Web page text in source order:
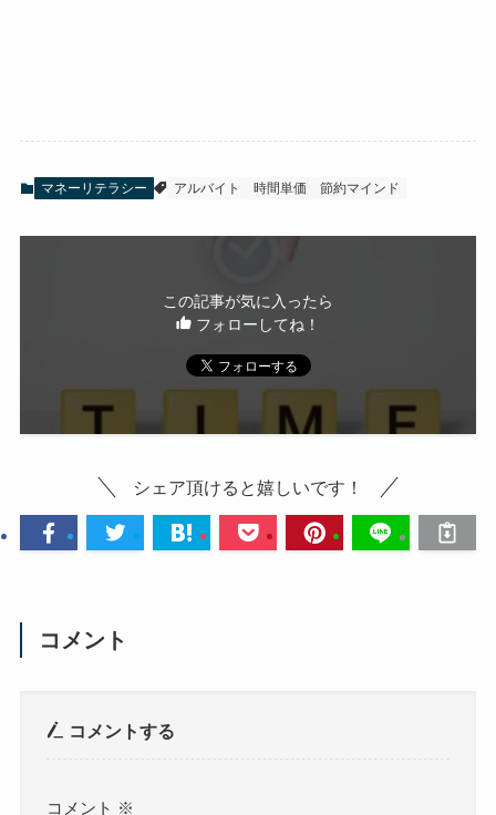
マネーリテラシー アルバイト 時間単価 節約マインド
この記事が気に入ったら
フォローしてね！
シェア頂けると嬉しいです！
コメント
コメントする
コメント ※